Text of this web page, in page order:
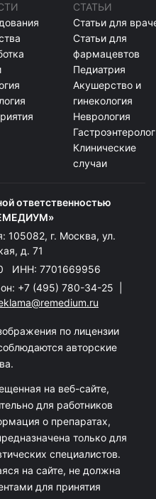
СТАТЬИ
Статьи для
Статьи для
фармацевтов
Педиатрия
Акушерство и
гинекология
Неврология
Клинические
случаи
ответственностью
105082, г. Москва, ул.
д. 71
ИНН: 7701669956
+7 (495) 780-34-25
по лицензии
авторские
на веб-сайте,
для работников
о препаратах,
только для
специалистов.
на сайте, не должна
для принятия